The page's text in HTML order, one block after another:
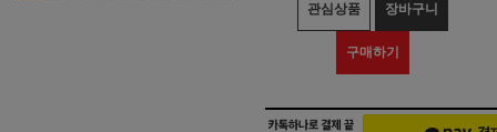
관심상품 장바구니
구매하기